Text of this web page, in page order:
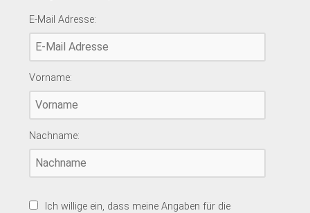
E-Mail Adresse:
Vorname:
Nachname:
Ich willige ein, dass meine Angaben für die